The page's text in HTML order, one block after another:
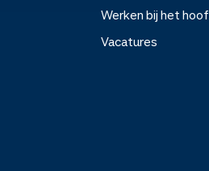
Werken bij het
Vacatures